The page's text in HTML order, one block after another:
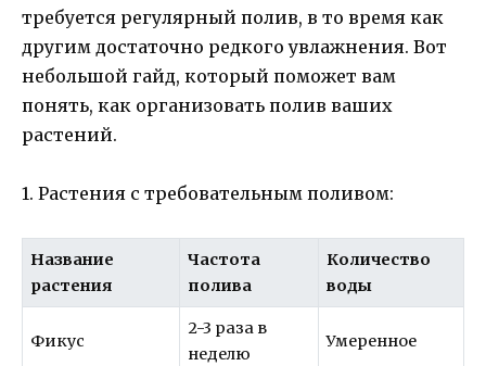
требуется регулярный полив, в то время как
другим достаточно редкого увлажнения. Вот
небольшой гайд, который поможет вам
понять, как организовать полив ваших
растений.
1. Растения с требовательным поливом:
Название
растения
Частота
полива
Количество
воды
Фикус
2-3 раза в
неделю
Умеренное